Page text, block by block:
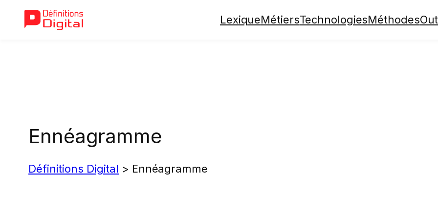
LexiqueMétiersTechnologiesMéthodes
Ennéagramme
Définitions Digital > Ennéagramme